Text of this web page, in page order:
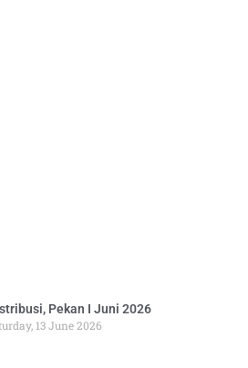
Pekan I Juni 2026
13 June 2026